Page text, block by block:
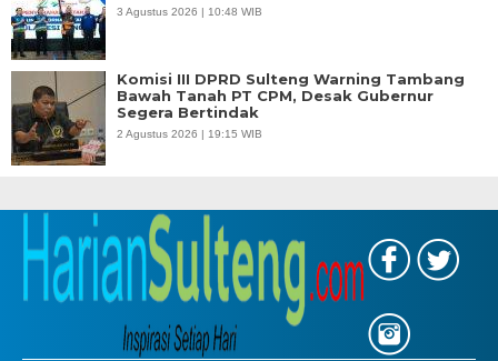
3 Agustus 2026 | 10:48 WIB
Komisi III DPRD Sulteng Warning Tambang
Bawah Tanah PT CPM, Desak Gubernur
Segera Bertindak
2 Agustus 2026 | 19:15 WIB